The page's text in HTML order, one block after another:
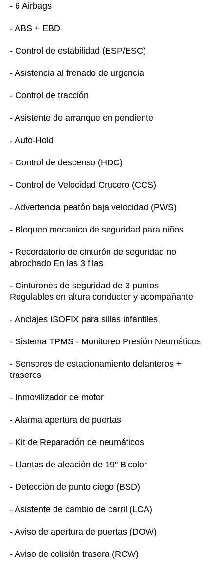
- 6 Airbags
- ABS + EBD
- Control de estabilidad (ESP/ESC)
- Asistencia al frenado de urgencia
- Control de tracción
- Asistente de arranque en pendiente
- Auto-Hold
- Control de descenso (HDC)
- Control de Velocidad Crucero (CCS)
- Advertencia peatón baja velocidad (PWS)
- Bloqueo mecanico de seguridad para niños
- Recordatorio de cinturón de seguridad no
abrochado En las 3 filas
- Cinturones de seguridad de 3 puntos
Regulables en altura conductor y acompañante
- Anclajes ISOFIX para sillas infantiles
- Sistema TPMS - Monitoreo Presión Neumáticos
- Sensores de estacionamiento delanteros +
traseros
- Inmovilizador de motor
- Alarma apertura de puertas
- Kit de Reparación de neumáticos
- Llantas de aleación de 19" Bicolor
- Detección de punto ciego (BSD)
- Asistente de cambio de carril (LCA)
- Aviso de apertura de puertas (DOW)
- Aviso de colisión trasera (RCW)